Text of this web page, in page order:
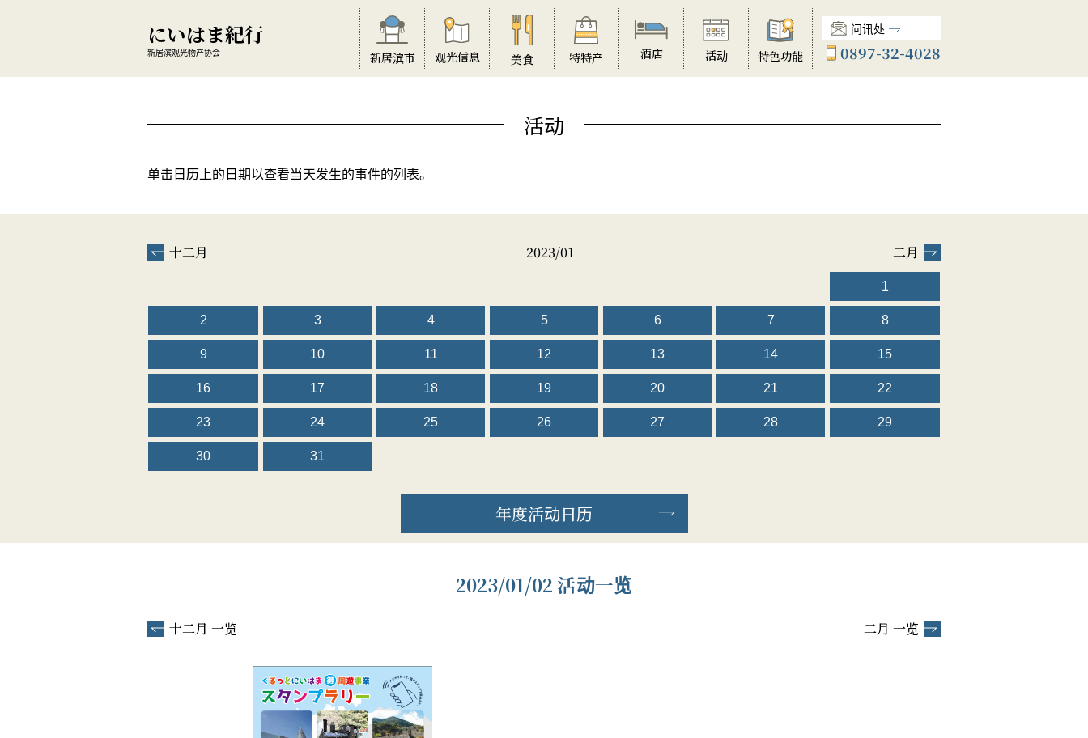
にいはま紀行
新居滨观光物产协会 新居滨市 观光信息 美食 特特产 酒店 活动 特色功能
问讯处
0897-32-4028
活动
单击日历上的日期以查看当天发生的事件的列表。
十二月 2023/01 二月
1
2 3 4 5 6 7 8
9 10 11 12 13 14 15
16 17 18 19 20 21 22
23 24 25 26 27 28 29
30 31
年度活动日历
2023/01/02 活动一览
十二月 一览 二月 一览